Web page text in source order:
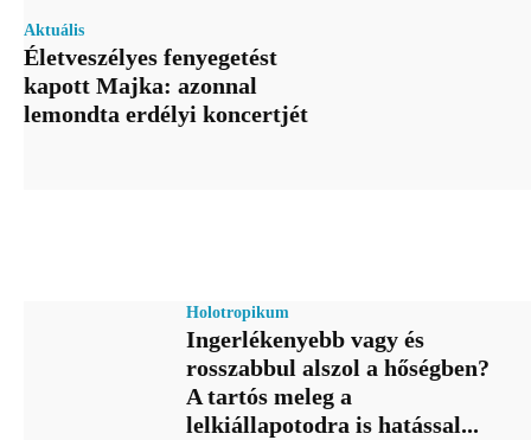
Aktuális
Életveszélyes fenyegetést
kapott Majka: azonnal
lemondta erdélyi koncertjét
Holotropikum
Ingerlékenyebb vagy és
rosszabbul alszol a hőségben?
A tartós meleg a
lelkiállapotodra is hatással...